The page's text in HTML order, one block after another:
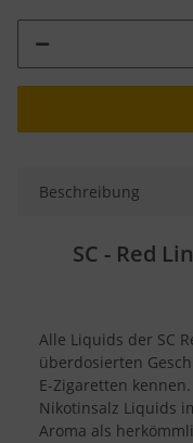
Beschreibung
SC - Red
Alle Liquids der SC
überdosierten
E-Zigaretten
Nikotinsalz Liquids
Aroma als